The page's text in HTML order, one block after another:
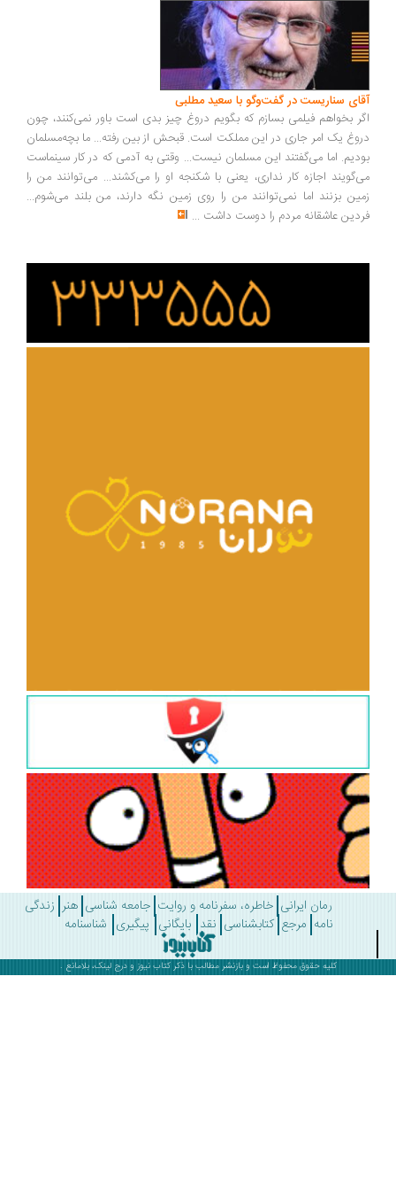
سناریست در گفت‌وگو با سعید مطلبی
بخواهم فیلمی بسازم که بگویم دروغ چیز بدی است باور نمی‌کنند، چون
یک امر جاری در این مملکت است. قبحش از بین رفته... ما بچه‌مسلمان
اما می‌گفتند این مسلمان نیست... وقتی به آدمی که در کار سینماست
اجازه کار نداری، یعنی با شکنجه او را می‌کشند... می‌توانند من را
بزنند اما نمی‌توانند من را روی زمین نگه دارند، من بلند می‌شوم...
عاشقانه مردم را دوست داشت ...
رمان ایرانی خاطره، سفرنامه و روایت جامعه شناسی هنر زندگی
مرجع کتابشناسی نقد بایگانی پیگیری شناسنامه
کلیه حقوق محفوظ است و بازنشر مطالب با ذکرکتاب نیوز و درج لینک، بلامانع .